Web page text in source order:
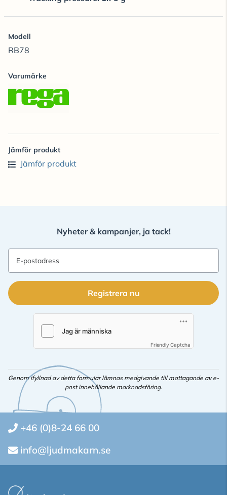
Modell
RB78
Varumärke
Jämför produkt
Jämför produkt
Nyheter & kampanjer, ja tack!
E-postadress
Registrera nu
Friendly Captcha
Genom ifyllnad av detta formulär lämnas medgivande till mottagande av e-
post innehållande marknadsföring.
+46 (0)8-24 66 00
info@ljudmakarn.se